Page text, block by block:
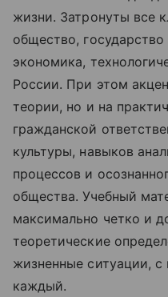
жизни. Затронуты все
общество, государство
экономика,
России. При этом
теории, но и на
гражданской
культуры, навыков
процессов и
общества. Учебный
максимально четко и
теоретические
жизненные ситуации,
каждый.